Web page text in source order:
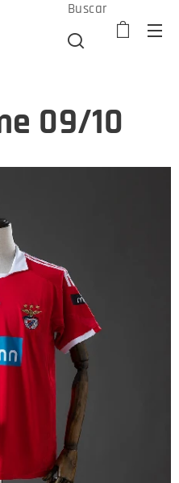
Buscar
09/10